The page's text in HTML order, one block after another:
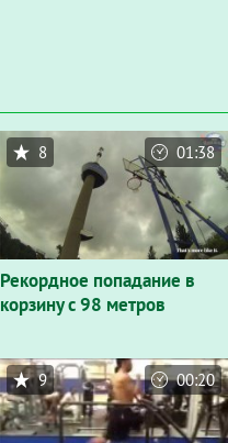
Рекордное попадание в
корзину с 98 метров
8 01:38
9 00:20